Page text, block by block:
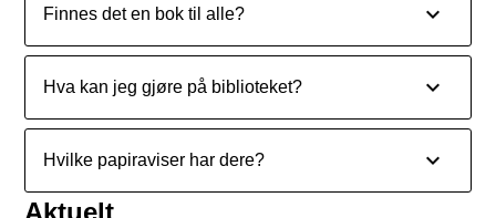
Finnes det en bok til alle?
Hva kan jeg gjøre på biblioteket?
Hvilke papiraviser har dere?